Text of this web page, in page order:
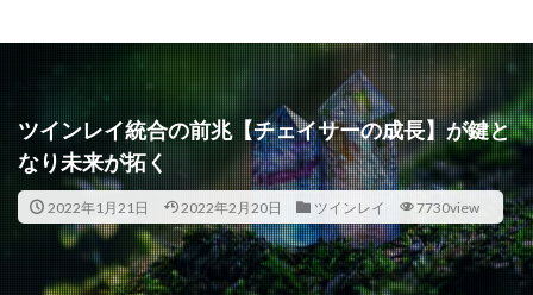
ツインレイ統合の前兆【チェイサーの成長】が鍵と
なり未来が拓く
2022年1月21日 2022年2月20日 ツインレイ 7730view